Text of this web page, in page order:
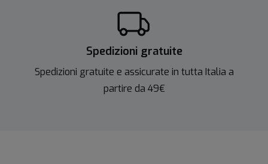
Spedizioni gratuite
Spedizioni gratuite e assicurate in tutta Italia a
partire da 49€